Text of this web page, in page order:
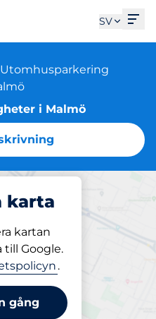
SV
Utomhusparkering
i Malmö
karta
kartan
till Google.
.
gång
på plats